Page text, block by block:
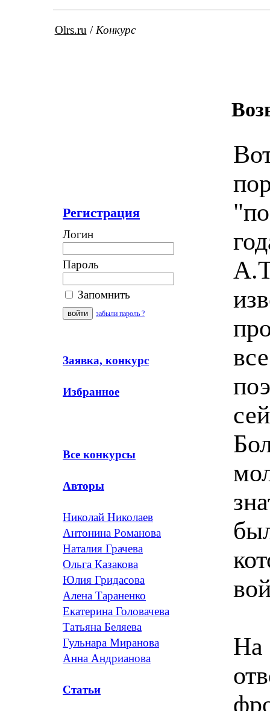
Olrs.ru / Конкурс
Регистрация
Логин
Пароль
Запомнить
забыли пароль ?
Заявка, конкурс
Избранное
Все конкурсы
Авторы
Николай Николаев
Антонина Романова
Наталия Грачева
Ольга Казакова
Юлия Гридасова
Алена Тараненко
Екатерина Головачева
Татьяна Беляева
Гульнара Миранова
Анна Андрианова
Статьи
На